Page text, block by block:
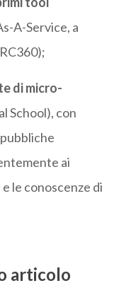
A-Service, a
di micro-
School), con
ai
le conoscenze di
articolo